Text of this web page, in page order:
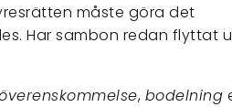
måste göra det
Har sambon redan flyttat
, bodelning